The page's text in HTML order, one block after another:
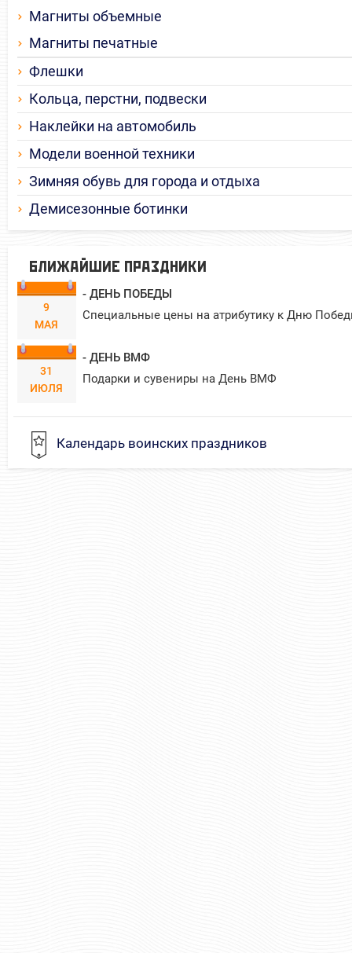
Магниты объемные
Магниты печатные
Флешки
Кольца, перстни, подвески
Наклейки на автомобиль
Модели военной техники
Зимняя обувь для города и отдыха
Демисезонные ботинки
БЛИЖАЙШИЕ ПРАЗДНИКИ
9
МАЯ
- ДЕНЬ ПОБЕДЫ
Специальные цены на атрибутику к Дню
31
ИЮЛЯ
- ДЕНЬ ВМФ
Подарки и сувениры на День ВМФ
Календарь воинских праздников